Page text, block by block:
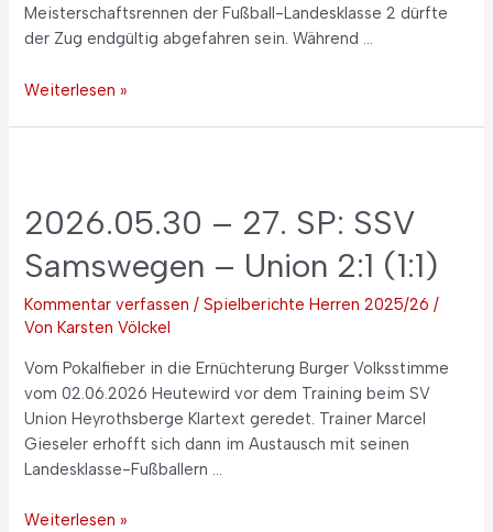
Meisterschaftsrennen der Fußball-Landesklasse 2 dürfte
der Zug endgültig abgefahren sein. Während …
Weiterlesen »
2026.05.30 – 27. SP: SSV
Samswegen – Union 2:1 (1:1)
Kommentar verfassen /Spielberichte Herren 2025/26 /
VonKarsten Völckel
Vom Pokalfieber in die Ernüchterung Burger Volksstimme
vom 02.06.2026 Heutewird vor dem Training beim SV
Union Heyrothsberge Klartext geredet. Trainer Marcel
Gieseler erhofft sich dann im Austausch mit seinen
Landesklasse-Fußballern …
Weiterlesen »